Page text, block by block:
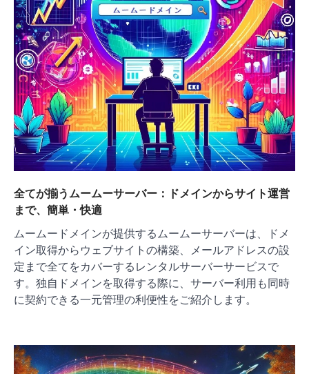
全てが揃うムームーサーバー：ドメインからサイト運営
まで、簡単・快適
ムームードメインが提供するムームーサーバーは、ドメ
イン取得からウェブサイトの構築、メールアドレスの設
定まで全てをカバーするレンタルサーバーサービスで
す。独自ドメインを取得する際に、サーバー利用も同時
に契約できる一元管理の利便性をご紹介します。